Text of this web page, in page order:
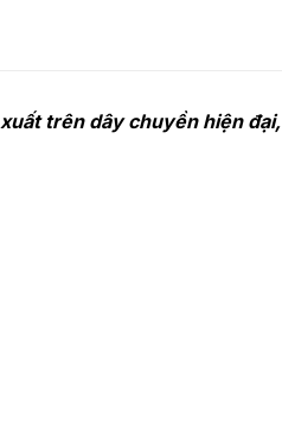
trên dây chuyền hiện đại,